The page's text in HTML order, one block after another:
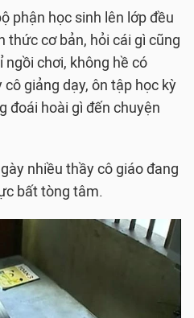
phận học sinh lên lớp đều
thức cơ bản, hỏi cái gì cũng
ngồi chơi, không hề có
giảng dạy, ôn tập học kỳ
đoái hoài gì đến chuyện
nhiều thầy cô giáo đang
bất tòng tâm.